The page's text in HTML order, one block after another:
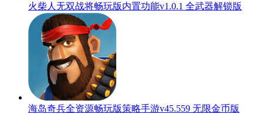
火柴人无双战将畅玩版内置功能v1.0.1 全武器解锁版
海岛奇兵全资源畅玩版策略手游v45.559 无限金币版